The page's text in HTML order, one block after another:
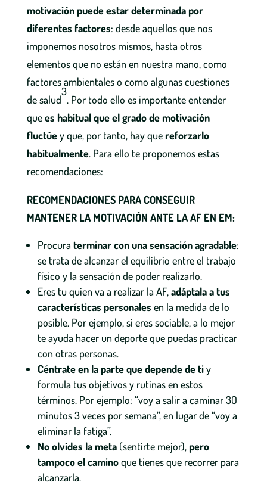
motivación puede estar determinada por
diferentes factores: desde aquellos que nos
imponemos nosotros mismos, hasta otros
elementos que no están en nuestra mano, como
factores ambientales o como algunas cuestiones
de salud
3
. Por todo ello es importante entender
quees habitual que el grado de motivación
fluctúey que, por tanto, hay quereforzarlo
habitualmente. Para ello te proponemos estas
recomendaciones:
RECOMENDACIONES PARA CONSEGUIR
MANTENER LA MOTIVACIÓN ANTE LA AF EN EM:
Procura terminar con una sensaciónagradable:
se trata de alcanzar el equilibrio entre el trabajo
físico y la sensación de poder realizarlo.
Eres tu quien va a realizar la AF,adáptala a tus
características personales en la medida de lo
posible. Por ejemplo, si eres sociable, a lo mejor
te ayuda hacer un deporte que puedas practicar
con otras personas.
Céntrate en la parte que depende de tiy
formula tus objetivos y rutinas en estos
términos. Por ejemplo: “voy a salir a caminar 30
minutos 3 veces por semana”, en lugar de “voy a
eliminar la fatiga”.
No olvides la meta(sentirte mejor), pero
tampoco el caminoque tienes que recorrer para
alcanzarla.